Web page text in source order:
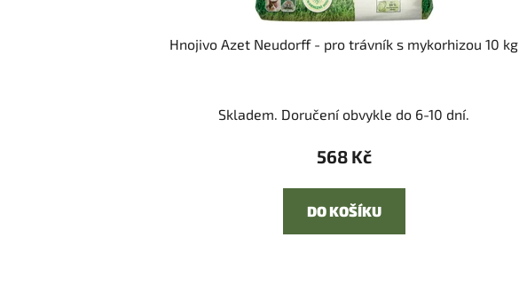
Hnojivo Azet Neudorff - pro trávník s mykorhizou 10 kg
Skladem. Doručení obvykle do 6-10 dní.
568 Kč
DO KOŠÍKU